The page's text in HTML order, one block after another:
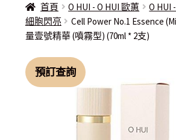
首頁 O HUI - O HUI 歐蕙
O HUI
細胞閃亮
Cell Power No.1 Essence
量壹號精華 (噴霧型) (70ml * 2支)
預訂查詢